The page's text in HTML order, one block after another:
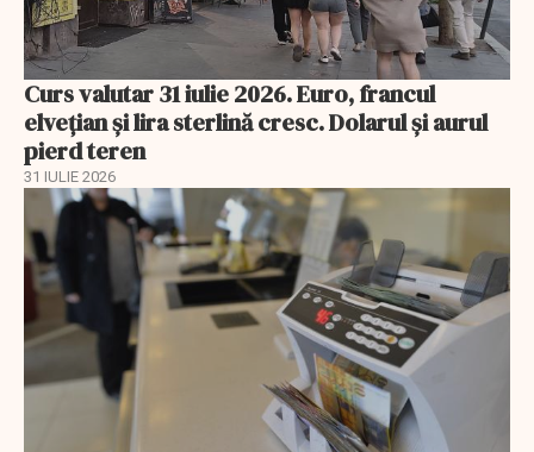
Curs valutar 31 iulie 2026. Euro, francul
elvețian și lira sterlină cresc. Dolarul și aurul
pierd teren
31 IULIE 2026